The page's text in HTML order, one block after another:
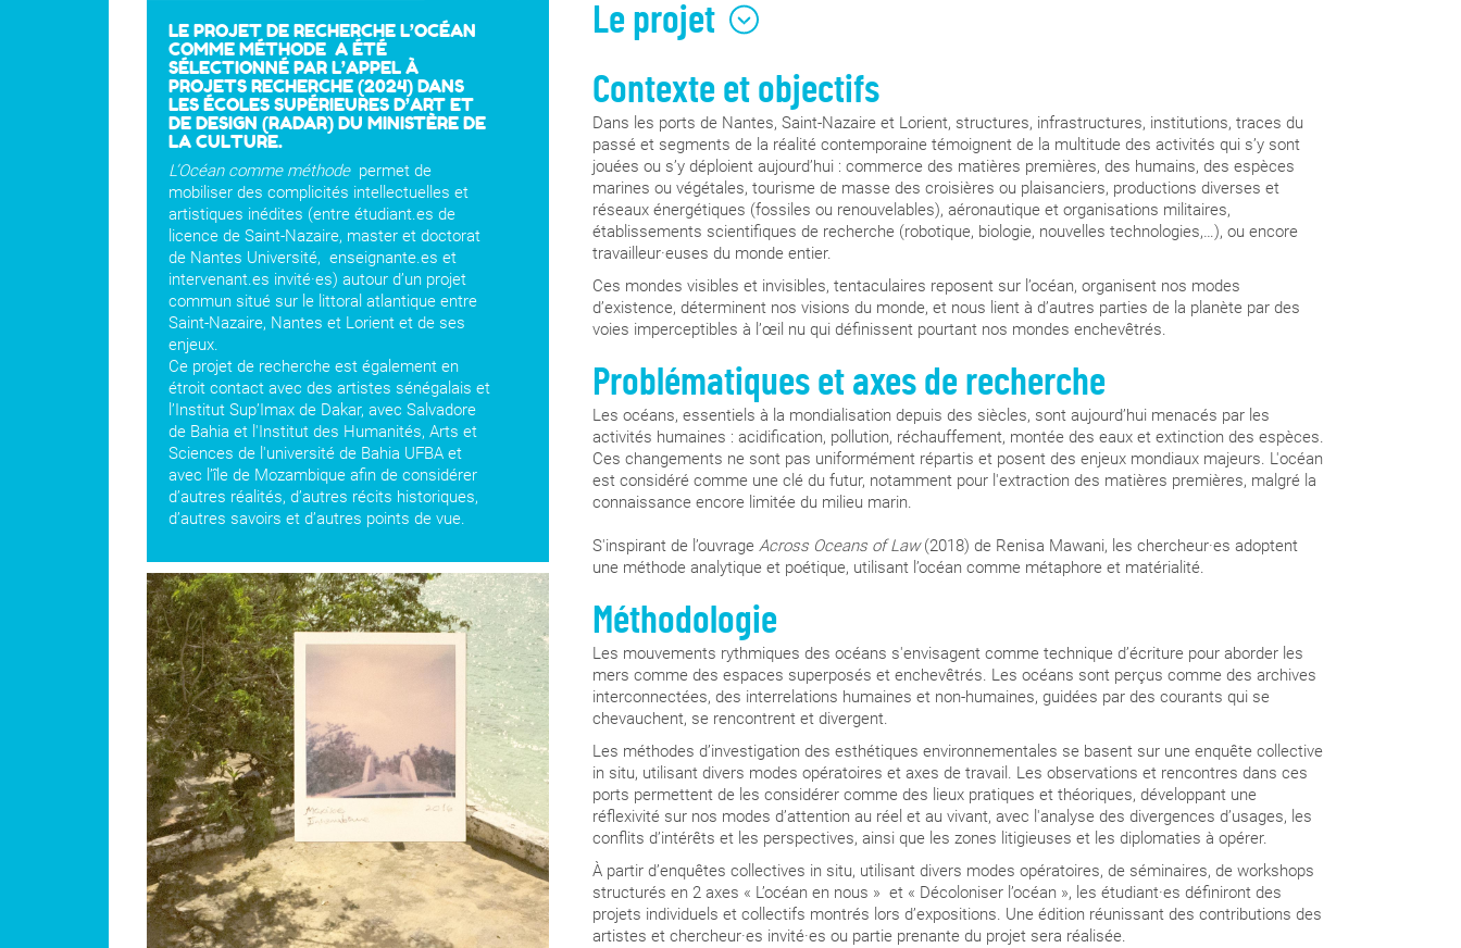
LE PROJET DE RECHERCHE L’OCÉAN
COMME MÉTHODE A ÉTÉ
SÉLECTIONNÉ PAR L’APPEL À
PROJETS RECHERCHE (2024) DANS
LES ÉCOLES SUPÉRIEURES D’ART ET
DE DESIGN (RADAR) DU MINISTÈRE DE
LA CULTURE.
L’Océan comme méthode permet de
mobiliser des complicités intellectuelles et
artistiques inédites (entre étudiant.es de
licence de Saint-Nazaire, master et doctorat
de Nantes Université, enseignante.es et
intervenant.es invité·es) autour d’un projet
commun situé sur le littoral atlantique entre
Saint-Nazaire, Nantes et Lorient et de ses
enjeux.
Ce projet de recherche est également en
étroit contact avec des artistes sénégalais et
l’Institut Sup’Imax de Dakar, avec Salvadore
de Bahia et l'Institut des Humanités, Arts et
Sciences de l'université de Bahia UFBA et
avec l’île de Mozambique afin de considérer
d’autres réalités, d’autres récits historiques,
d’autres savoirs et d’autres points de vue.
Le projet
À l’heure de ce qui est appelé le “tournant océanique”, le projet de recherche « L’océan comme méthode » se
déploie en approches variées nous permettant de repenser notre rapport aux espaces marins.
En s'inspirant de l’ouvrage Across Oceans of Law(2018) de Renisa Mawani, la méthode analytique et artistique
adoptée nous permet de penser l’océan comme matérialité, agentivité et métaphore. Les océans sont perçus
comme des interrelations humaines et non-humaines, des espaces superposés et enchevêtrés, définis par
des pratiques, des imaginaires et des fictions, des archives interconnectées, guidés par des courants et
mouvements rythmiques qui se chevauchent, se rencontrent et divergent.
Depuis novembre 2024, les cours et les méthodes d’investigation partagées par une trentaine d’étudiants de
collectives in situ dans les ports de Saint-Nazaire, de Nantes et de Lorient, utilisant divers modes opératoires
(déambulations, visites, rencontres, prises de sons, d’images) autour de deux axes de travail « L’océan en
nous » et « Décoloniser l’océan ». Ces observations ont permis de développer la réflexivité de nos modes
les activités portuaires "avec Elvia Teosky, la situation de la pêche avec Alain Le Sann du collectif « Pêche et
développement, présentation de l'activité économique du port et des nouvelles énergies, par Paul Tourret,
ISEMAR) et l’analyse de l’histoire géopolitique maritime depuis le XIVeme siècle et de ses récits (musée
d’histoire de Nantes, mémorial de l’abolition de l’esclavage de Nantes, musée de la compagnie des Indes à
Lorient), les commerces et les échanges, les conflits d’intérêts, ainsi que les zones litigieuses et les
diplomaties à opérer.
En février et mars 2025, les workshops d’Elvia Teosky et de Nicolas Pirus, qui se sont ouverts sur un partage
vulnérabilité physique et cognitive à laquelle nous exposons les écosystèmes aquatiques (l’eau, la faune et la
flore) et à laquelle nous sommes exposé.e.s, ainsi que de renforcer la conscience collective de la violence que
aussi au présent car ils sont aujourd’hui considérés par certains comme la dernière frontière à exploiter. En
avril, des vidéos des étudiant·es seront montrées au Festival de films Zones Portuaires à Saint-Nazaire. Les
étudiant.·es de master poursuivront leurs projets à Salvadore de Bahia (Brésil) et à Lisbonne (Portugal) en mai.
En octobre 2025, deux journées d’étude ouvertes à l’ensemble des étudiant.e.s de l’école mèneront à
approfondir nos perspectives.
Contexte et objectifs
Dans les ports de Nantes, Saint-Nazaire et Lorient, structures, infrastructures, institutions, traces du
passé et segments de la réalité contemporaine témoignent de la multitude des activités qui s’y sont
jouées ou s’y déploient aujourd’hui : commerce des matières premières, des humains, des espèces
marines ou végétales, tourisme de masse des croisières ou plaisanciers, productions diverses et
réseaux énergétiques (fossiles ou renouvelables), aéronautique et organisations militaires,
établissements scientifiques de recherche (robotique, biologie, nouvelles technologies,…), ou encore
travailleur·euses du monde entier.
Ces mondes visibles et invisibles, tentaculaires reposent sur l’océan, organisent nos modes
d’existence, déterminent nos visions du monde, et nous lient à d’autres parties de la planète par des
voies imperceptibles à l’œil nu qui définissent pourtant nos mondes enchevêtrés.
Problématiques et axes de recherche
Les océans, essentiels à la mondialisation depuis des siècles, sont aujourd’hui menacés par les
activités humaines : acidification, pollution, réchauffement, montée des eaux et extinction des espèces.
Ces changements ne sont pas uniformément répartis et posent des enjeux mondiaux majeurs. L'océan
est considéré comme une clé du futur, notamment pour l'extraction des matières premières, malgré la
connaissance encore limitée du milieu marin.
S'inspirant de l’ouvrage Across Oceans of Law(2018) de Renisa Mawani, les chercheur·es adoptent
une méthode analytique et poétique, utilisant l’océan comme métaphore et matérialité.
Méthodologie
Les mouvements rythmiques des océans s'envisagent comme technique d’écriture pour aborder les
mers comme des espaces superposés et enchevêtrés. Les océans sont perçus comme des archives
interconnectées, des interrelations humaines et non-humaines, guidées par des courants qui se
chevauchent, se rencontrent et divergent.
Les méthodes d’investigation des esthétiques environnementales se basent sur une enquête collective
in situ, utilisant divers modes opératoires et axes de travail. Les observations et rencontres dans ces
ports permettent de les considérer comme des lieux pratiques et théoriques, développant une
réflexivité sur nos modes d’attention au réel et au vivant, avec l'analyse des divergences d’usages, les
conflits d’intérêts et les perspectives, ainsi que les zones litigieuses et les diplomaties à opérer.
À partir d’enquêtes collectives in situ, utilisant divers modes opératoires, de séminaires, de workshops
structurés en 2 axes « L’océan en nous » et « Décoloniser l’océan », les étudiant·es définiront des
projets individuels et collectifs montrés lors d’expositions. Une édition réunissant des contributions des
artistes et chercheur·es invité·es ou partie prenante du projet sera réalisée.